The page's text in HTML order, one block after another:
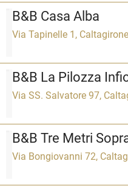
B&B Casa Alba
Via Tapinelle 1,
B&B La Pilozza
Via SS. Salvatore 97,
B&B Tre Metri
Via Bongiovanni 72,